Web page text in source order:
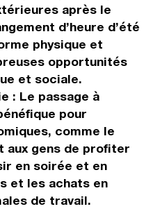
après le
d’heure d’été
physique et
opportunités
et sociale.
: Le passage à
pour
comme le
aux gens de profiter
en soirée et en
et les achats en
de travail.